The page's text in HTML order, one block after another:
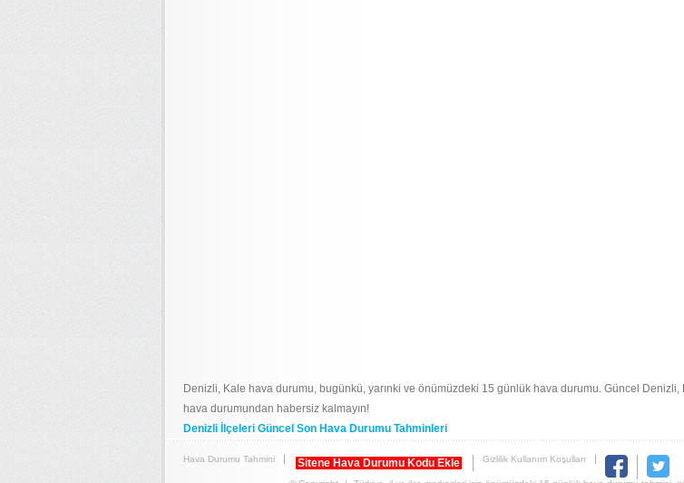
Denizli, Kale hava durumu, bugünkü, yarınki ve önümüzdeki 15 günlük hava durumu. Güncel
hava durumundan habersiz kalmayın!
Denizli İlçeleri Güncel Son Hava Durumu Tahminleri
Hava Durumu Tahmini Sitene Hava Durumu Kodu Ekle Gizlilik Kullanım Koşulları